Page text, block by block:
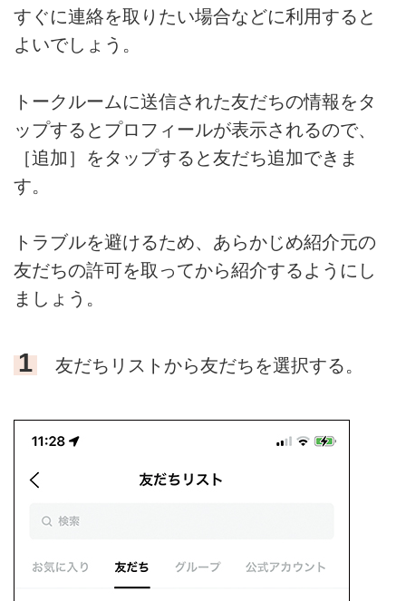
すぐに連絡を取りたい場合などに利用すると
よいでしょう。
トークルームに送信された友だちの情報をタ
ップするとプロフィールが表示されるので、
［追加］をタップすると友だち追加できま
す。
トラブルを避けるため、あらかじめ紹介元の
友だちの許可を取ってから紹介するようにし
ましょう。
1 友だちリストから友だちを選択する。